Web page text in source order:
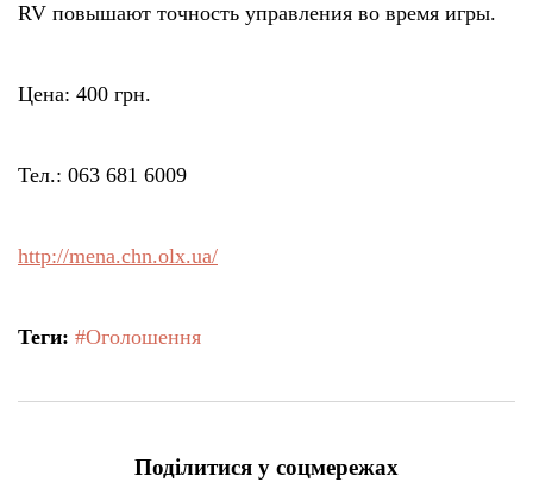
RV повышают точность управления во время игры.
Цена: 400 грн.
Тел.: 063 681 6009
http://mena.chn.olx.ua/
Теги: #Оголошення
Поділитися у соцмережах